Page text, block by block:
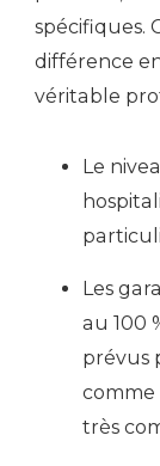
spécifiques.
différence
véritable
Le
Les
au 100
prévus
comme
très